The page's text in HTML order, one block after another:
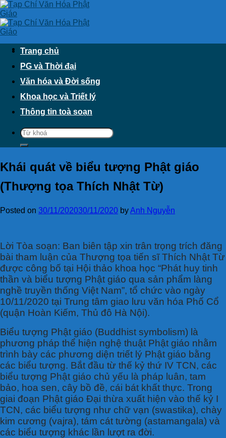
Skip
to
content
Trang chủ
PG và Thời đại
Văn hóa và Đời sống
Khoa học và Triết lý
Thông tin toà soạn
Khái quát về biểu tượng Phật giáo
(Thượng tọa Thích Nhật Từ)
Posted on 30/11/202030/11/2020 byAnh Nguyễn
Lời Tòa soạn: Ban biên tập xin trân trọng trích đăng
bài tham luận của Thượng tọa tiến sĩ Thích Nhật Từ
được công bố tại Hội thảo khoa học “Phát huy tinh
thần và biểu tượng Phật giáo qua sản phẩm làng
nghề truyền thống Việt Nam”, tổ chức vào ngày
10/11/2020 tại Trung tâm giao lưu văn hóa Phố Cổ
(quận Hoàn Kiếm, Thủ đô Hà Nội).
Biểu tượng Phật giáo (Buddhist symbolism) là
phương pháp thể hiện nghệ thuật Phật giáo nhằm
trình bày các phương diện triết lý Phật giáo bằng
các biểu tượng. Bắt đầu từ thế kỷ thứ IV TCN, các
biểu tượng Phật giáo chủ yếu là pháp luân, tam
bảo, hoa sen, cây bồ đề, cái bát khất thực. Trong
giai đoạn Phật giáo Đại thừa xuất hiện vào thế kỷ I
TCN, các biểu tượng như chữ vạn (swastika), chày
kim cương (vajra), tám cát tường (astamangala) và
các biểu tượng khác lần lượt ra đời.